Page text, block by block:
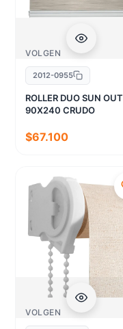
VOLGEN
2012-0955
ROLLER DUO SUN OUT
90X240 CRUDO
$67.100
VOLGEN